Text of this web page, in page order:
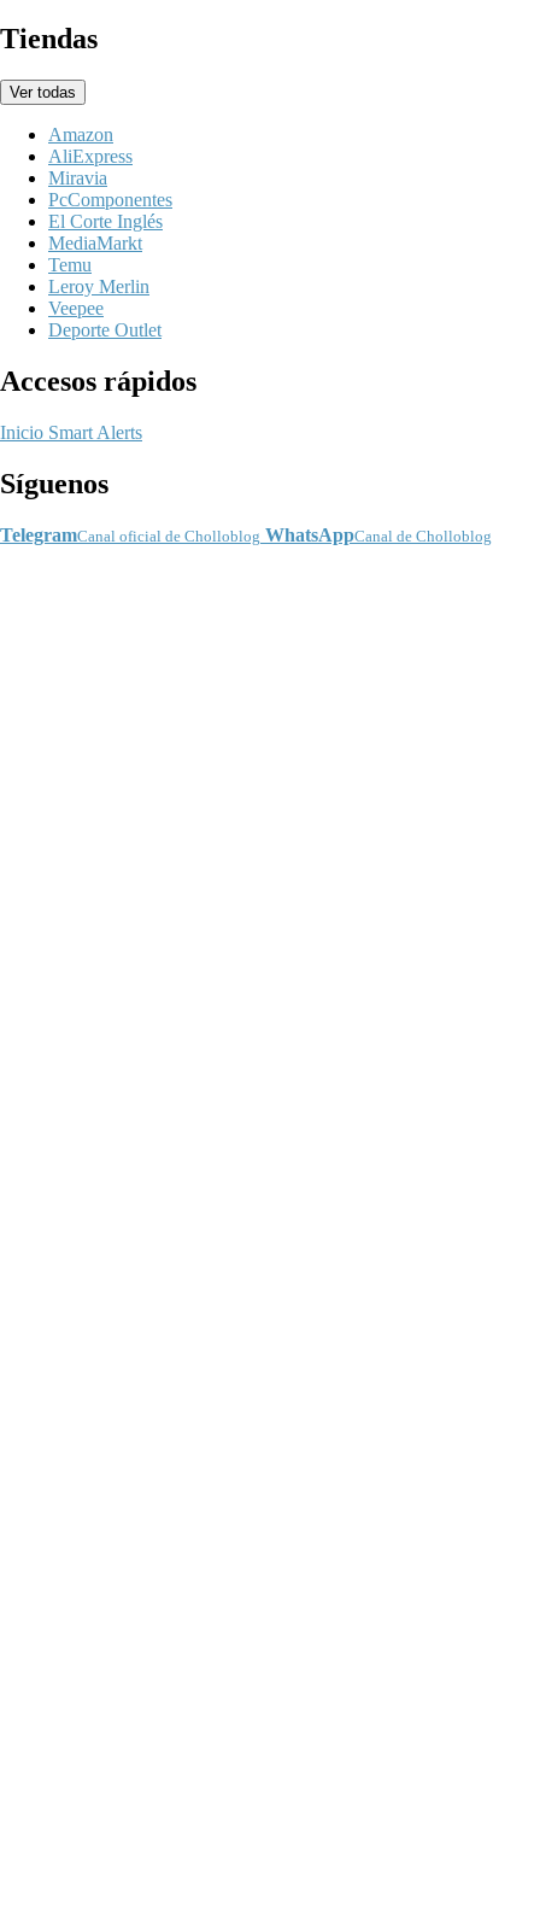
Tiendas
Ver todas
Amazon
AliExpress
Miravia
PcComponentes
El Corte Inglés
MediaMarkt
Temu
Leroy Merlin
Veepee
Deporte Outlet
Accesos rápidos
Inicio Smart Alerts
Síguenos
TelegramCanal oficial de Cholloblog WhatsAppCanal de Cholloblog